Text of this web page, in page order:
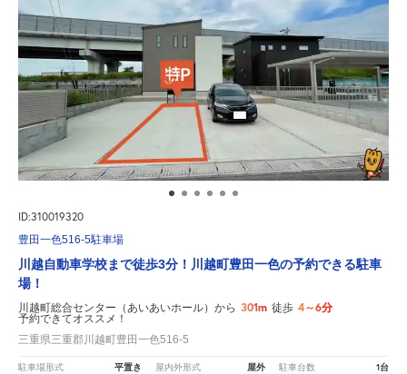
ID:310019320
豊田一色516-5駐車場
川越自動車学校まで徒歩3分！川越町豊田一色の予約できる駐車
場！
川越町総合センター（あいあいホール）から 301m 徒歩 4～6分
予約できてオススメ！
三重県三重郡川越町豊田一色516-5
駐車場形式 平置き 屋内外形式 屋外 駐車台数 1台